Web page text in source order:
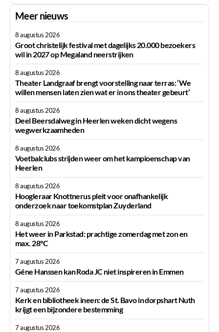
Meer nieuws
8 augustus 2026
Groot christelijk festival met dagelijks 20.000 bezoekers
wil in 2027 op Megaland neerstrijken
8 augustus 2026
Theater Landgraaf brengt voorstelling naar terras: ‘We
willen mensen laten zien wat er in ons theater gebeurt’
8 augustus 2026
Deel Beersdalweg in Heerlen weken dicht wegens
wegwerkzaamheden
8 augustus 2026
Voetbalclubs strijden weer om het kampioenschap van
Heerlen
8 augustus 2026
Hoogleraar Knottnerus pleit voor onafhankelijk
onderzoek naar toekomstplan Zuyderland
8 augustus 2026
Het weer in Parkstad: prachtige zomerdag met zon en
max. 28°C
7 augustus 2026
Géne Hanssen kan Roda JC niet inspireren in Emmen
7 augustus 2026
Kerk en bibliotheek ineen: de St. Bavo in dorpshart Nuth
krijgt een bijzondere bestemming
7 augustus 2026